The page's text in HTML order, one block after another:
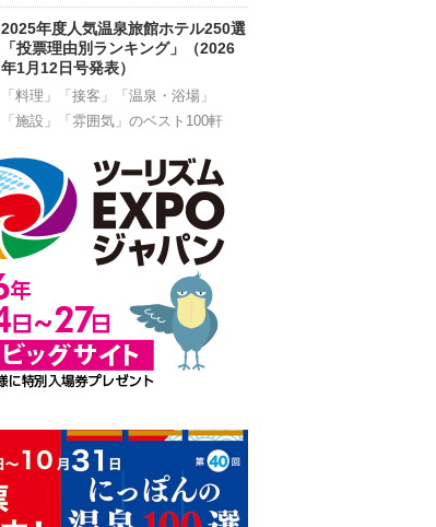
2025年度人気温泉旅館ホテル250選
「投票理由別ランキング」（2026
年1月12日号発表）
「料理」「接客」「温泉・浴場」
「施設」「雰囲気」のベスト100軒